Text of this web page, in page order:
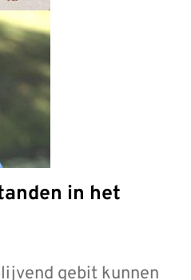
gebit kunnen